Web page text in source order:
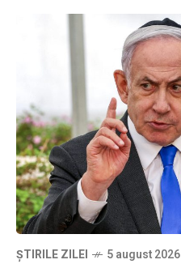
ȘTIRILE ZILEI 5 august 2026